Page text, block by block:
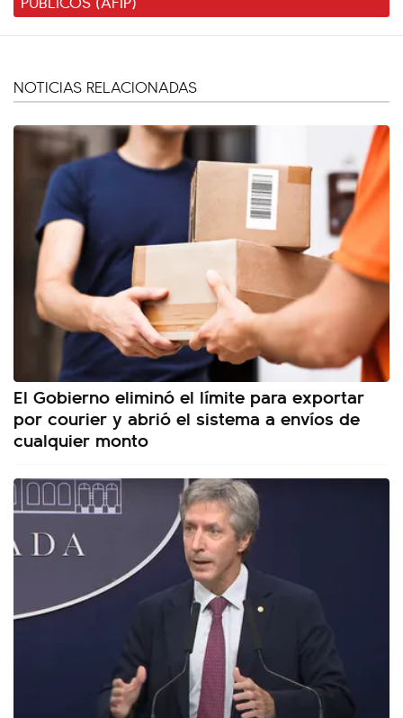
NOTICIAS RELACIONADAS
El Gobierno eliminó el límite para exportar
por courier y abrió el sistema a envíos de
cualquier monto